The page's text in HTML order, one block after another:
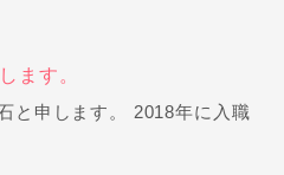
ます。
と申します。 2018年に入職